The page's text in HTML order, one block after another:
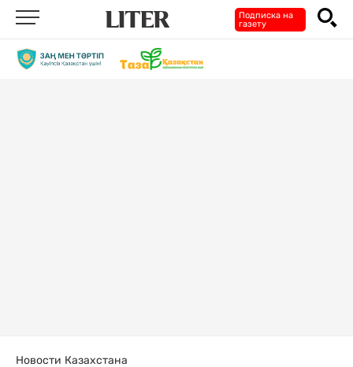
Подписка на
газету
Новости Казахстана